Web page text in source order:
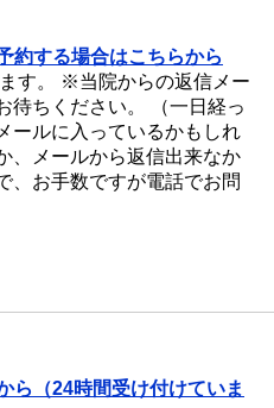
約する場合はこちらから
す。 ※当院からの返信メー
待ちください。 （一日経っ
ールに入っているかもしれ
、メールから返信出来なか
、お手数ですが電話でお問
ら（24時間受け付けていま